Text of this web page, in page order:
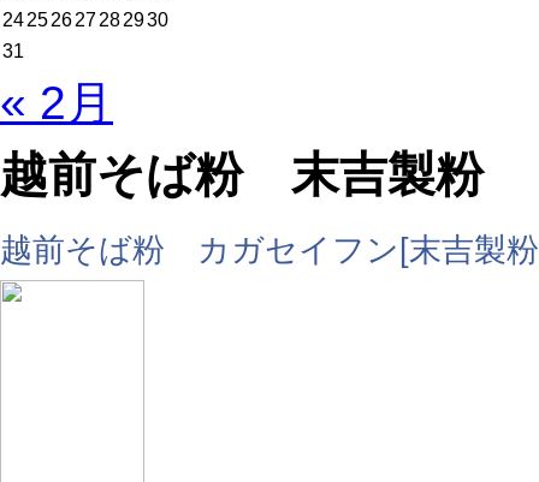
24252627282930
31
« 2月
越前そば粉 末吉製粉
越前そば粉 カガセイフン[末吉製